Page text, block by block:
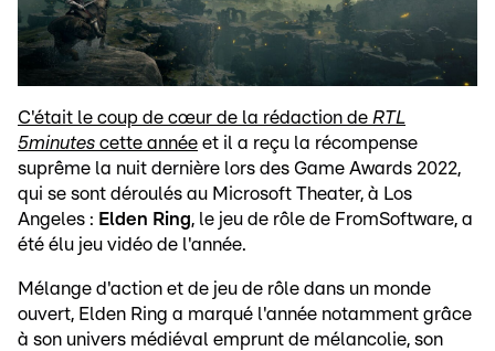
C'était le coup de cœur de la rédaction de RTL
5minutes cette année et il a reçu la récompense
suprême la nuit dernière lors des Game Awards 2022,
qui se sont déroulés au Microsoft Theater, à Los
Angeles : Elden Ring, le jeu de rôle de FromSoftware, a
été élu jeu vidéo de l'année.
Mélange d'action et de jeu de rôle dans un monde
ouvert, Elden Ring a marqué l'année notamment grâce
à son univers médiéval emprunt de mélancolie, son